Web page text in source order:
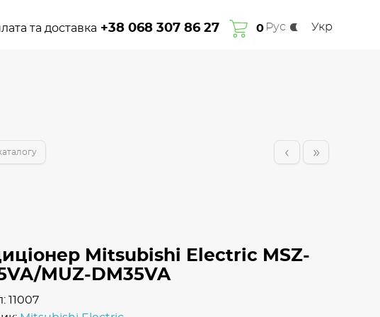
та доставка Про насГарантіяСплата та доставка Контакти
+38 068 307 86 27 0 Рус Укр
‹ »
Mitsubishi Electric MSZ-
MUZ-DM35VA
11007